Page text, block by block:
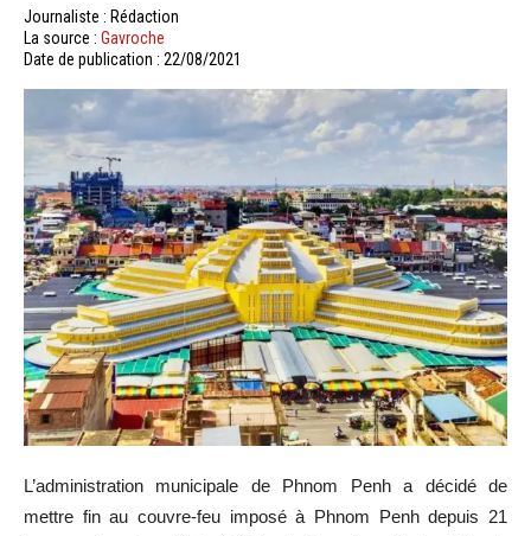
Journaliste : Rédaction
La source : Gavroche
Date de publication : 22/08/2021
L’administration municipale de Phnom Penh a décidé de
mettre fin au couvre-feu imposé à Phnom Penh depuis 21